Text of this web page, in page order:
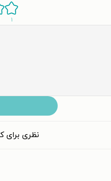
۱
نظری